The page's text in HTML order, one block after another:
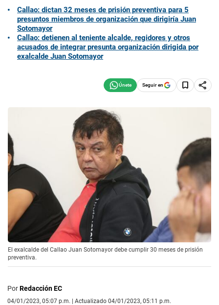
Callao: dictan 32 meses de prisión preventiva para 5
presuntos miembros de organización que dirigiría Juan
Sotomayor
Callao: detienen al teniente alcalde, regidores y otros
acusados de integrar presunta organización dirigida por
exalcalde Juan Sotomayor
Seguir en
El exalcalde del Callao Juan Sotomayor debe cumplir 30 meses de prisión
preventiva.
PorRedacción EC
04/01/2023, 05:07 p.m. | Actualizado 04/01/2023, 05:11 p.m.